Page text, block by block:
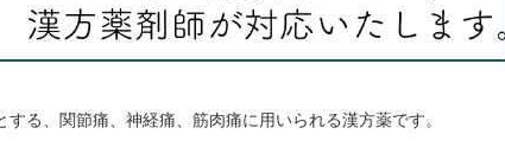
る、関節痛、神経痛、筋肉痛に用いられる漢方薬です。